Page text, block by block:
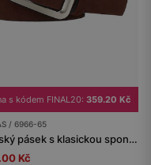
s kódem FINAL20: 359.20 Kč
/ 6966-65
Dámský pásek s klasickou sponou
Kč